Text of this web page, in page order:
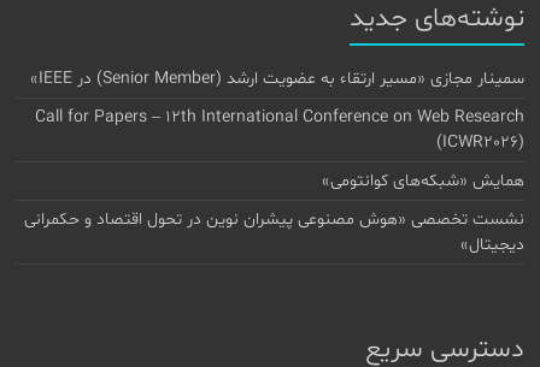
نوشته‌های جدید
سمینار مجازی «مسیر ارتقاء به عضویت ارشد (Senior Member) در IEEE»
Call for Papers – 12th International Conference on Web Research
(ICWR2026)
همایش «شبکه‌های کوانتومی»
نشست تخصصی «هوش مصنوعی پیشران نوین در تحول اقتصاد و حکمرانی
دیجیتال»
دسترسی سریع